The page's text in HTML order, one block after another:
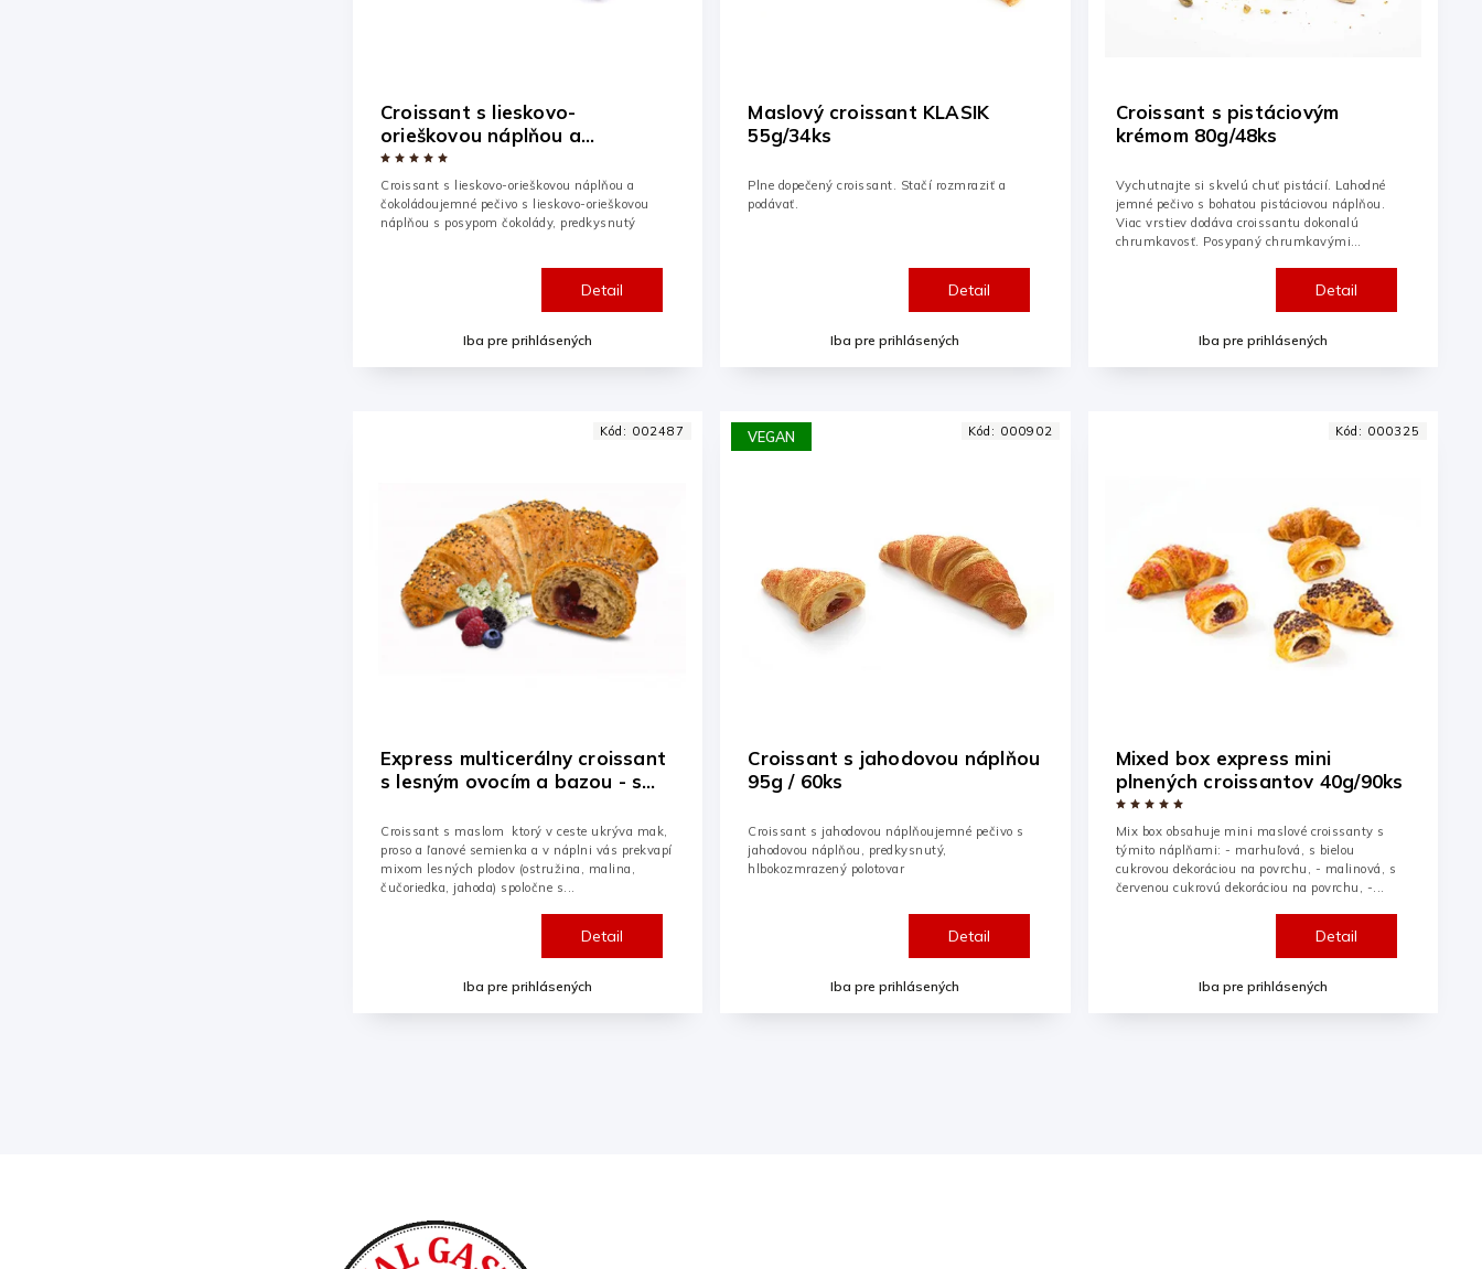
Croissant s lieskovo-
orieškovou náplňou a
čokoládou 95g/60ks
Iba pre prihlásených
Detail
Croissant s lieskovo-orieškovou náplňou a
čokoládoujemné pečivo s lieskovo-orieškovou
náplňou s posypom čokolády, predkysnutý
Maslový croissant KLASIK
55g/34ks
Iba pre prihlásených
Detail
Plne dopečený croissant. Stačí rozmraziť a
podávať.
Croissant s pistáciovým
krémom 80g/48ks
Iba pre prihlásených
Detail
Vychutnajte si skvelú chuť pistácií. Lahodné
jemné pečivo s bohatou pistáciovou náplňou.
Viac vrstiev dodáva croissantu dokonalú
chrumkavosť. Posypaný chrumkavými
Express multicerálny croissant
s lesným ovocím a bazou - s
Iba pre prihlásených
Detail
Croissant s maslom ktorý v ceste ukrýva mak,
proso a ľanové semienka a v náplni vás prekvapí
mixom lesných plodov (ostružina, malina,
čučoriedka, jahoda) spoločne s...
Kód: 002487 VEGAN
Croissant s jahodovou náplňou
95g / 60ks
Iba pre prihlásených
Detail
Croissant s jahodovou náplňoujemné pečivo s
jahodovou náplňou, predkysnutý,
hlbokozmrazený polotovar
Kód: 000902
Mixed box express mini
plnených croissantov 40g/90ks
Iba pre prihlásených
Detail
Mix box obsahuje mini maslové croissanty s
týmito náplňami: - marhuľová, s bielou
cukrovou dekoráciou na povrchu, - malinová, s
červenou cukrovú dekoráciou na povrchu, -...
Kód: 000325